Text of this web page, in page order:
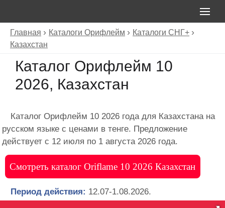
Главная Каталоги Орифлейм
Каталоги СНГ+
Казахстан
Каталог Орифлейм 10
2026, Казахстан
Каталог Орифлейм 10 2026 года для Казахстана на
русском языке с ценами в тенге. Предложение
действует с 12 июля по 1 августа 2026 года.
Смотреть каталог Oriflame 10 2026 Казахстан
Период действия: 12.07-1.08.2026.